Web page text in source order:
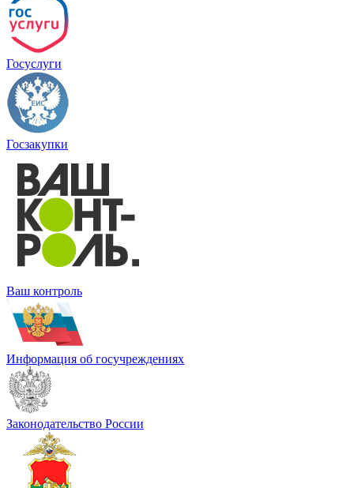
Госуслуги
Госзакупки
Ваш контроль
Информация об госучреждениях
Законодательство России